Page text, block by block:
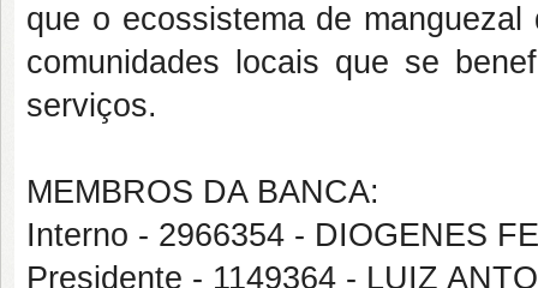
que o ecossistema de
comunidades locais que se
serviços.
MEMBROS DA BANCA:
Interno - 2966354 - DIOGENES
Presidente - 1149364 - LUIZ